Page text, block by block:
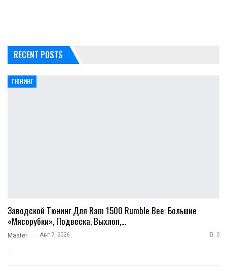
RECENT POSTS
ТЮНИНГ
Заводской Тюнинг Для Ram 1500 Rumble Bee: Большие
«мясорубки», Подвеска, Выхлоп,…
Master Авг 7, 2026 0